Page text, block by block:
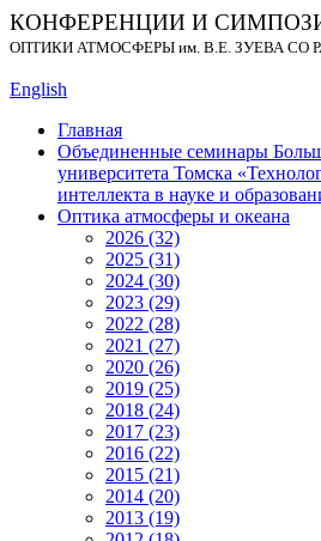
КОНФЕРЕНЦИИ И
ОПТИКИ АТМОСФЕРЫ им. В.Е. ЗУЕВА СО
English
Главная
Объединенные семинары
университета Томска
интеллекта в науке и
Оптика атмосферы и океана
2026 (32)
2025 (31)
2024 (30)
2023 (29)
2022 (28)
2021 (27)
2020 (26)
2019 (25)
2018 (24)
2017 (23)
2016 (22)
2015 (21)
2014 (20)
2013 (19)